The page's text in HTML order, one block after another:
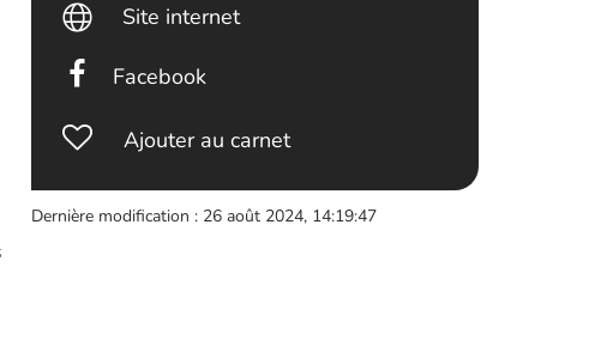
Site internet
Facebook
Ajouter au carnet
Dernière modification : 26 août 2024, 14:19:47